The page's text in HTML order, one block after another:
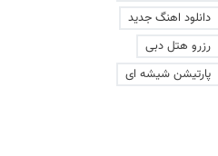
دانلود اهنگ جدید
رزرو هتل دبی
پارتیشن شیشه ای